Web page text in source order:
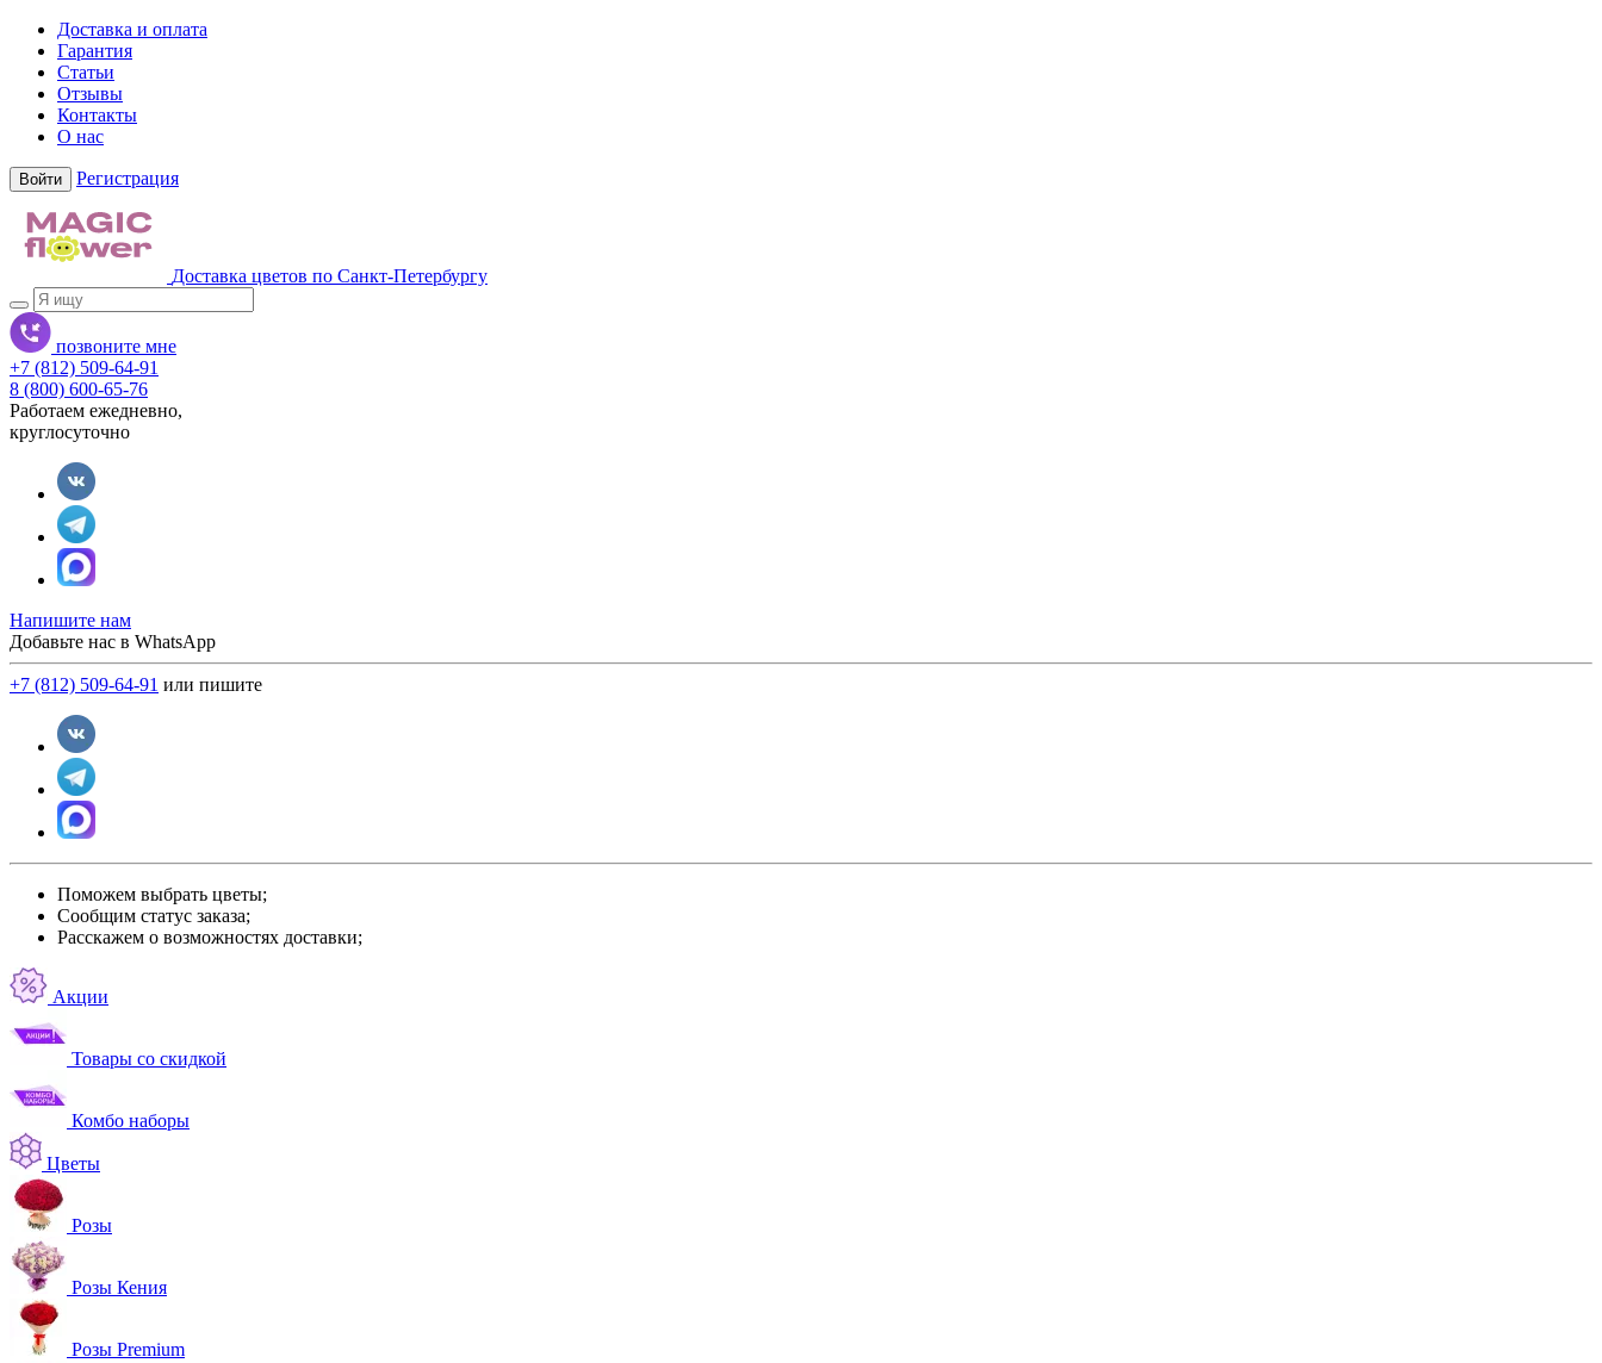
Доставка и оплата
Гарантия
Статьи
Отзывы
Контакты
О нас
Войти Регистрация
Доставка цветов по Санкт-Петербургу
позвоните мне
+7 (812) 509-64-91
8 (800) 600-65-76
Работаем ежедневно,
круглосуточно
Напишите нам
Добавьте нас в WhatsApp
+7 (812) 509-64-91 или пишите
Поможем выбрать цветы;
Сообщим статус заказа;
Расскажем о возможностях доставки;
Акции
Товары со скидкой
Комбо наборы
Цветы
Розы
Розы Кения
Розы Premium